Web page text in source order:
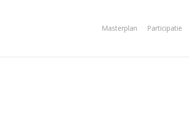
Masterplan Participatie